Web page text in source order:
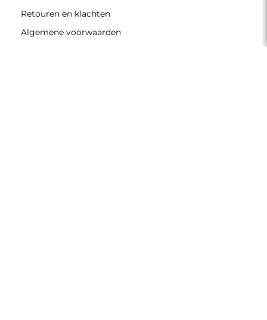
Retouren en klachten
Algemene voorwaarden